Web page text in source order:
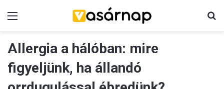
Allergia a hálóban: mire
figyeljünk, ha állandó